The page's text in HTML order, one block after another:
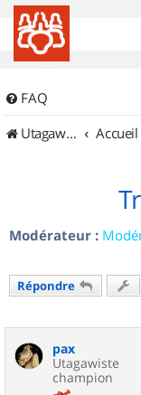
FAQ
UtagawaVTT (Randos VTT et VTTAE avec traces GPS)
Modérateur :
Répondre
pax
Utagawiste
champion